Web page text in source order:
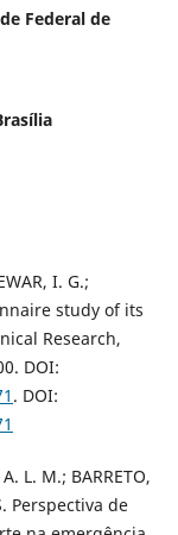
Federal de
I. G.;
study of its
Research,
DOI:
. DOI:
L. M.; BARRETO,
Perspectiva de